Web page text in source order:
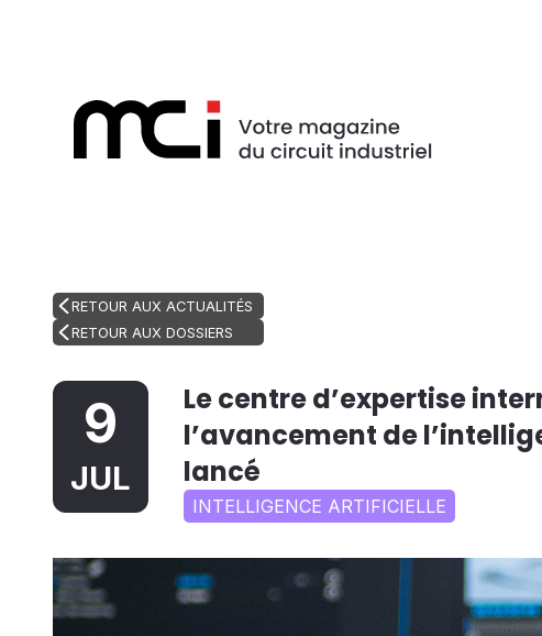
RETOUR AUX ACTUALITÉS
RETOUR AUX DOSSIERS
9
JUL
Le centre d’expertise
l’avancement de
lancé
INTELLIGENCE ARTIFICIELLE